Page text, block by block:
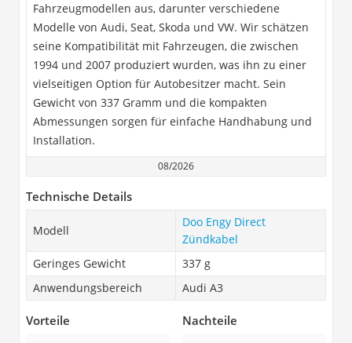
Fahrzeugmodellen aus, darunter verschiedene
Modelle von Audi, Seat, Skoda und VW. Wir schätzen
seine Kompatibilität mit Fahrzeugen, die zwischen
1994 und 2007 produziert wurden, was ihn zu einer
vielseitigen Option für Autobesitzer macht. Sein
Gewicht von 337 Gramm und die kompakten
Abmessungen sorgen für einfache Handhabung und
Installation.
08/2026
Technische Details
Modell
Doo Engy Direct
Zündkabel
Geringes Gewicht
337 g
Anwendungsbereich
Audi A3
Vorteile Nachteile